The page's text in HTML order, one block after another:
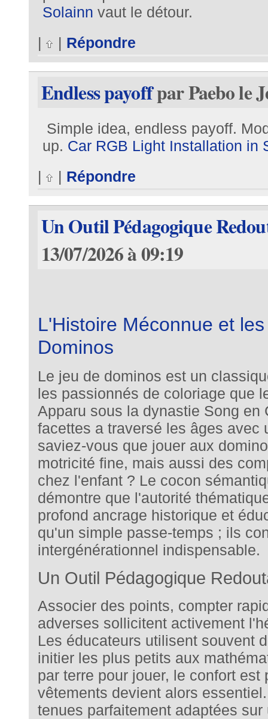
Solainn vaut le détour.
|
| Répondre
Endless payoffpar Paebo le
Simple idea, endless payoff.
up. Car RGB Light Installation in
|
| Répondre
Un Outil Pédagogique
13/07/2026 à 09:19
L'Histoire Méconnue et
Dominos
Le jeu de dominos est un
les passionnés de coloriage que
Apparu sous la dynastie Song en
facettes a traversé les âges avec
saviez-vous que jouer aux
motricité fine, mais aussi des
chez l'enfant ? Le cocon
démontre que l'autorité
profond ancrage historique et
qu'un simple passe-temps ; ils
intergénérationnel indispensable.
Un Outil Pédagogique
Associer des points, compter
adverses sollicitent activement
Les éducateurs utilisent souvent
initier les plus petits aux
par terre pour jouer, le confort
vêtements devient alors
tenues parfaitement adaptées